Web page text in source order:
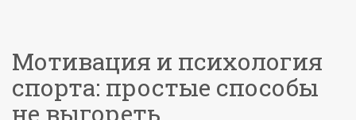
Мотивация и психология
спорта: простые способы
не выгореть